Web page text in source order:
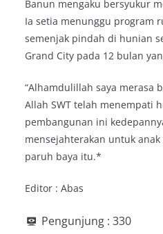
Banun mengaku bersyukur
Ia setia menunggu program
semenjak pindah di hunian
Grand City pada 12 bulan
“Alhamdulillah saya merasa
Allah SWT telah menempati
pembangunan ini
mensejahterakan untuk
paruh baya itu.*
Editor : Abas
Pengunjung : 330